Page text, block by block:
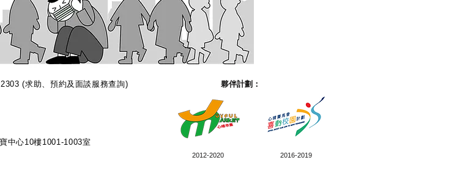
2303(求助、預約及面談服務查詢)
中心10樓1001-1003室
夥伴計劃：
2012-2020 2016-2019